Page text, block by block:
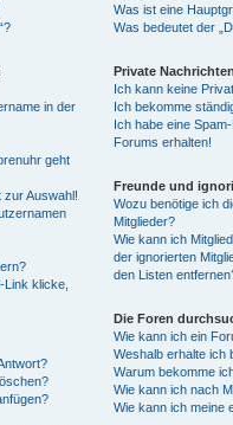
in der
geht
zur Auswahl!
klicke,
Was ist eine
Was bedeutet der
Private
Ich kann keine
Ich bekomme
Ich habe eine
Forums erhalten!
Freunde und
Wozu benötige ich
Mitglieder?
Wie kann ich
der ignorierten
den Listen
Die Foren
Wie kann ich ein
Weshalb erhalte ich
Warum bekomme
Wie kann ich nach
Wie kann ich meine